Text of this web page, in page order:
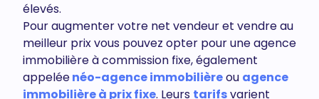
élevés.
Pour augmenter votre net vendeur et vendre au
meilleur prix vous pouvez opter pour une agence
immobilière à commission fixe, également
appeléenéo-agence immobilièreou agence
immobilière à prix fixe. Leurs tarifsvarient